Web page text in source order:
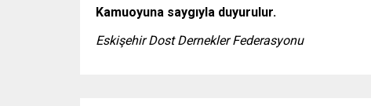
Kamuoyuna saygıyla duyurulur.
Eskişehir Dost Dernekler Federasyonu